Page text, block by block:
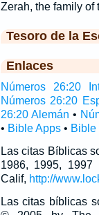
Zerah, the family of
Tesoro de la
Enlaces
Números 26:20
Números 26:20
26:20 Alemán •
• Bible Apps• Bible
Las citas Bíblicas
1986, 1995, 1997
Calif, http://
Las citas bíblicas